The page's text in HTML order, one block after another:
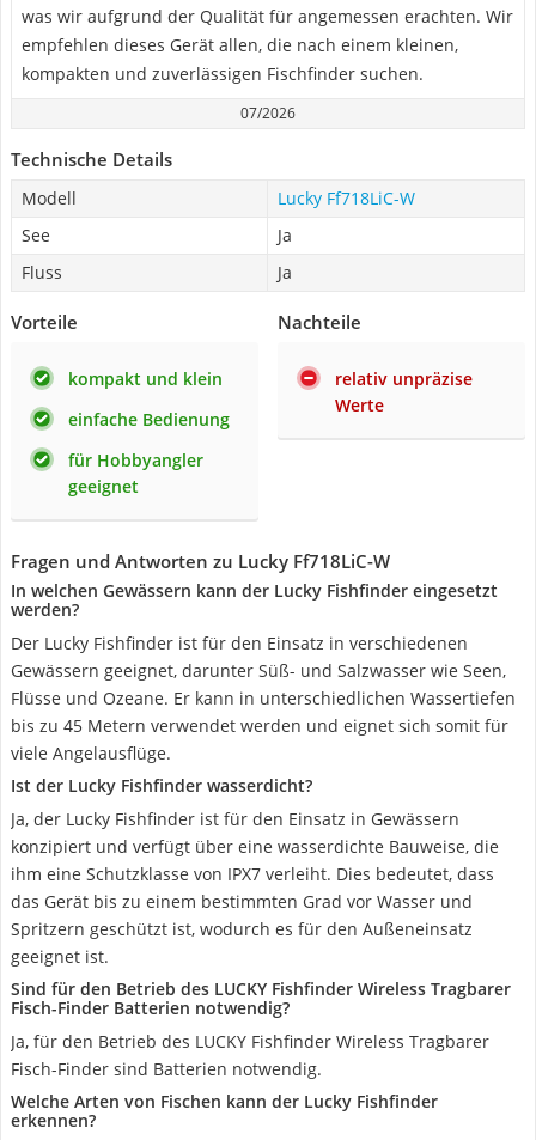
was wir aufgrund der Qualität für angemessen erachten. Wir
empfehlen dieses Gerät allen, die nach einem kleinen,
kompakten und zuverlässigen Fischfinder suchen.
07/2026
Technische Details
Modell
Lucky Ff718LiC-W
See
Ja
Fluss
Ja
Vorteile
kompakt und klein
einfache Bedienung
für Hobbyangler
geeignet
Nachteile
relativ unpräzise
Werte
Fragen und Antworten zu Lucky Ff718LiC-W
In welchen Gewässern kann der Lucky Fishfinder eingesetzt
werden?
Der Lucky Fishfinder ist für den Einsatz in verschiedenen
Gewässern geeignet, darunter Süß- und Salzwasser wie Seen,
Flüsse und Ozeane. Er kann in unterschiedlichen Wassertiefen
bis zu 45 Metern verwendet werden und eignet sich somit für
viele Angelausflüge.
Ist der Lucky Fishfinder wasserdicht?
Ja, der Lucky Fishfinder ist für den Einsatz in Gewässern
konzipiert und verfügt über eine wasserdichte Bauweise, die
ihm eine Schutzklasse von IPX7 verleiht. Dies bedeutet, dass
das Gerät bis zu einem bestimmten Grad vor Wasser und
Spritzern geschützt ist, wodurch es für den Außeneinsatz
geeignet ist.
Sind für den Betrieb des LUCKY Fishfinder Wireless Tragbarer
Fisch-Finder Batterien notwendig?
Ja, für den Betrieb des LUCKY Fishfinder Wireless Tragbarer
Fisch-Finder sind Batterien notwendig.
Welche Arten von Fischen kann der Lucky Fishfinder
erkennen?